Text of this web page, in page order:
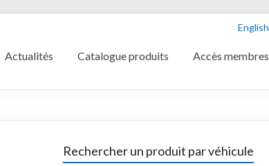
English
Actualités Catalogue produits Accès membres
Rechercher un produit par véhicule